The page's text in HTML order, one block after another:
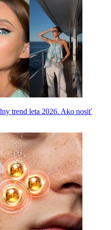
trend leta 2026. Ako nosiť